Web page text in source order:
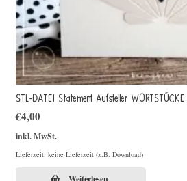
STL-DATEI Statement Aufsteller
€4,00
inkl. MwSt.
Lieferzeit: keine Lieferzeit (z.B. Download)
Weiterlesen